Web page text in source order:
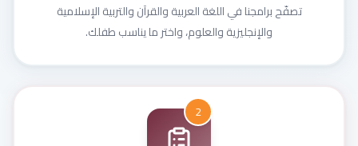
تصفّح برامجنا في اللغة العربية والقرآن والتربية الإسلامية
والإنجليزية والعلوم، واختر ما يناسب طفلك.
2